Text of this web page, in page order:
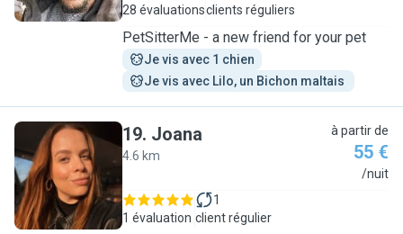
28 évaluationsclients réguliers
PetSitterMe - a new friend for your pet
Je vis avec 1 chien
Je vis avec Lilo, un Bichon maltais
J
19. Joana
4.6 km
à partir de
55 €
/nuit
1 évaluation
1
client régulier